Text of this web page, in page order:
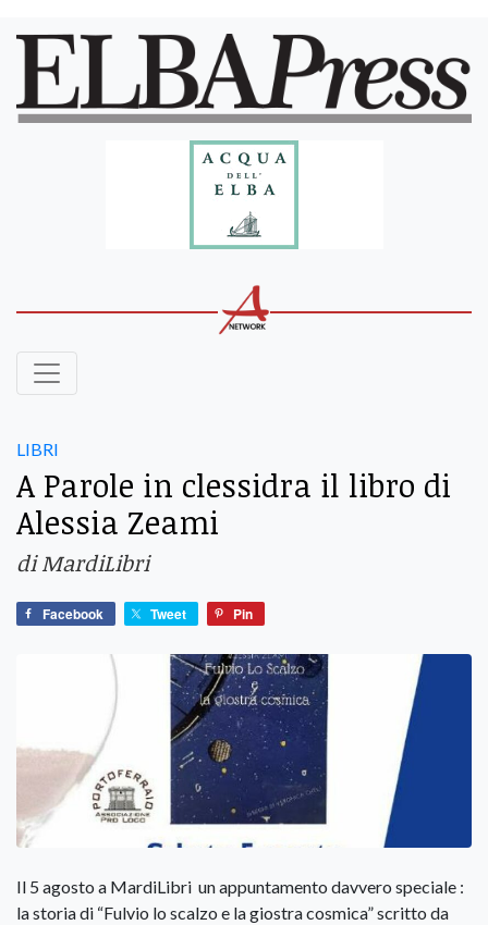
LIBRI
A Parole in clessidra il libro di
Alessia Zeami
di MardiLibri
Facebook Tweet Pin
Il 5 agosto a MardiLibri un appuntamento davvero speciale :
la storia di “Fulvio lo scalzo e la giostra cosmica” scritto da